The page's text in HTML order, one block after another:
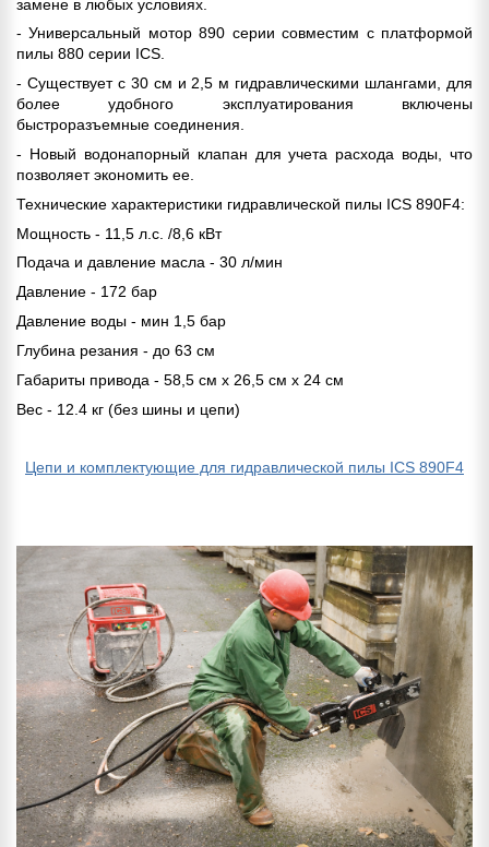
замене в любых условиях.
- Универсальный мотор 890 серии совместим с платформой
пилы 880 серии ICS.
- Существует с 30 см и 2,5 м гидравлическими шлангами, для
более удобного эксплуатирования включены
быстроразъемные соединения.
- Новый водонапорный клапан для учета расхода воды, что
позволяет экономить ее.
Технические характеристики гидравлической пилы ICS 890F4:
Мощность - 11,5 л.с. /8,6 кВт
Подача и давление масла - 30 л/мин
Давление - 172 бар
Давление воды - мин 1,5 бар
Глубина резания - до 63 см
Габариты привода - 58,5 см x 26,5 см x 24 см
Вес - 12.4 кг (без шины и цепи)
Цепи и комплектующие для гидравлической пилы ICS 890F4